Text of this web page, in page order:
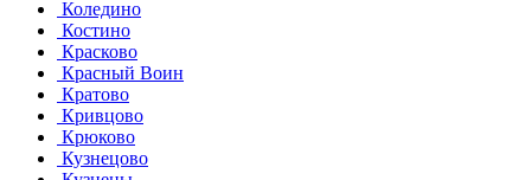
Коледино
Костино
Красково
Красный Воин
Кратово
Кривцово
Крюково
Кузнецово